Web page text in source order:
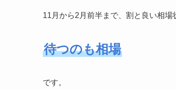
11月から2月前半まで、割と良い相場
待つのも相場
です。